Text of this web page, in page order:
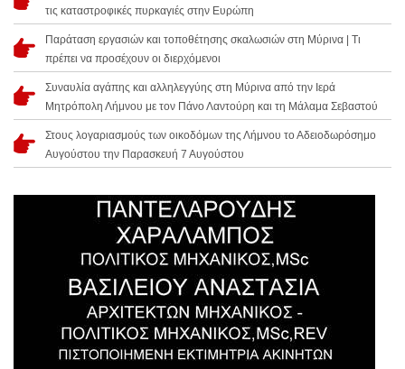
τις καταστροφικές πυρκαγιές στην Ευρώπη
Παράταση εργασιών και τοποθέτησης σκαλωσιών στη Μύρινα | Τι
πρέπει να προσέχουν οι διερχόμενοι
Συναυλία αγάπης και αλληλεγγύης στη Μύρινα από την Ιερά
Μητρόπολη Λήμνου με τον Πάνο Λαντούρη και τη Μάλαμα Σεβαστού
Στους λογαριασμούς των οικοδόμων της Λήμνου το Αδειοδωρόσημο
Αυγούστου την Παρασκευή 7 Αυγούστου